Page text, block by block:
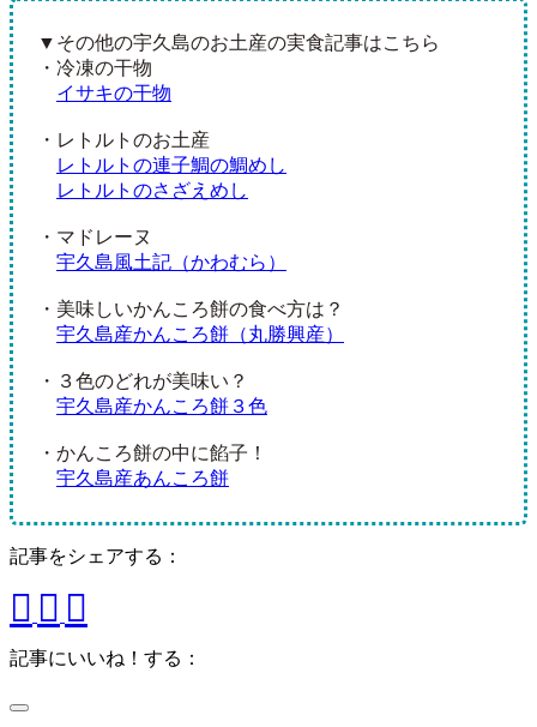
▼その他の宇久島のお土産の実食記事はこちら
・冷凍の干物
イサキの干物
・レトルトのお土産
レトルトの連子鯛の鯛めし
レトルトのさざえめし
・マドレーヌ
宇久島風土記（かわむら）
・美味しいかんころ餅の食べ方は？
宇久島産かんころ餅（丸勝興産）
・３色のどれが美味い？
宇久島産かんころ餅３色
・かんころ餅の中に餡子！
宇久島産あんころ餅
記事をシェアする：
記事にいいね！する：